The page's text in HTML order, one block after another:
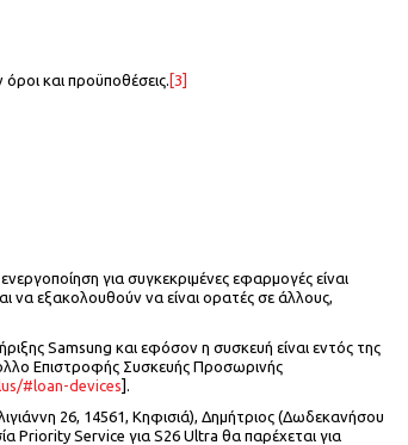
και προϋποθέσεις. [3]
για συγκεκριμένες εφαρμογές είναι
να εξακολουθούν να είναι ορατές σε άλλους,
Samsung και εφόσον η συσκευή είναι εντός της
Επιστροφής Συσκευής Προσωρινής
#loan-devices].
26, 14561, Κηφισιά), Δημήτριος (Δωδεκανήσου
Priority Service για S26 Ultra θα παρέχεται για